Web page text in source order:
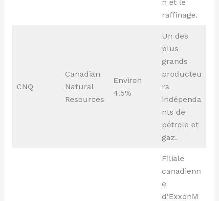
n et le
raffinage.
CNQ
Canadian
Natural
Resources
Environ
4.5%
Un des
plus
grands
producteu
rs
indépenda
nts de
pétrole et
gaz.
Filiale
canadienn
e
d’ExxonM